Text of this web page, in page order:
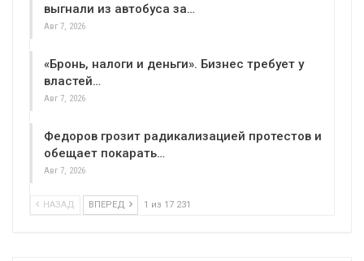
выгнали из автобуса за…
Авг 7, 2026
«Бронь, налоги и деньги». Бизнес требует у
властей…
Авг 7, 2026
Федоров грозит радикализацией протестов и
обещает покарать…
Авг 7, 2026
НАЗАД ВПЕРЕД 1 из 17 231